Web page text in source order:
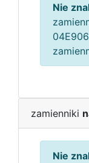
Nie
zamienniki
Nie